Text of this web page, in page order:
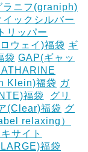
ラニフ(graniph)
イックシルバー
リッパー
ウェイ)福袋 ギ
袋 GAP(ギャッ
Klein)福袋 ガ
福袋
グリ
(Clear)福袋 グ
relaxing）
サイト
福袋